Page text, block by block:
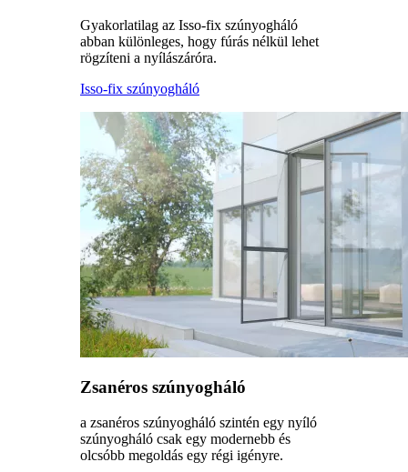
Gyakorlatilag az Isso-fix szúnyogháló
abban különleges, hogy fúrás nélkül lehet
rögzíteni a nyílászáróra.
Isso-fix szúnyogháló
Zsanéros szúnyogháló
a zsanéros szúnyogháló szintén egy nyíló
szúnyogháló csak egy modernebb és
olcsóbb megoldás egy régi igényre.